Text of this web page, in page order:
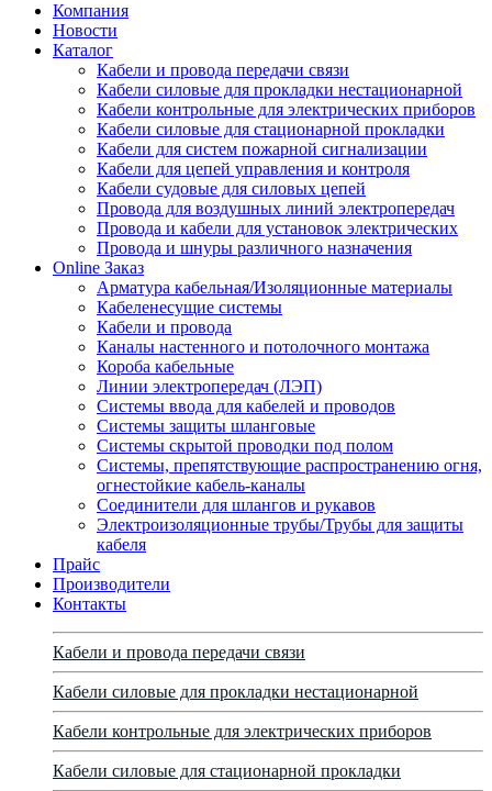
Компания
Новости
Каталог
Кабели и провода передачи связи
Кабели силовые для прокладки нестационарной
Кабели контрольные для электрических приборов
Кабели силовые для стационарной прокладки
Кабели для систем пожарной сигнализации
Кабели для цепей управления и контроля
Кабели судовые для силовых цепей
Провода для воздушных линий электропередач
Провода и кабели для установок электрических
Провода и шнуры различного назначения
Online Заказ
Арматура кабельная/Изоляционные материалы
Кабеленесущие системы
Кабели и провода
Каналы настенного и потолочного монтажа
Короба кабельные
Линии электропередач (ЛЭП)
Системы ввода для кабелей и проводов
Системы защиты шланговые
Системы скрытой проводки под полом
Системы, препятствующие распространению огня,
огнестойкие кабель-каналы
Соединители для шлангов и рукавов
Электроизоляционные трубы/Трубы для защиты
кабеля
Прайс
Производители
Контакты
Кабели и провода передачи связи
Кабели силовые для прокладки нестационарной
Кабели контрольные для электрических приборов
Кабели силовые для стационарной прокладки